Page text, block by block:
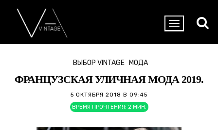
ВЫБОР VINTAGE МОДА
ФРАНЦУЗСКАЯ УЛИЧНАЯ МОДА 2019.
5 ОКТЯБРЯ 2018 В 09:45
ВРЕМЯ ПРОЧТЕНИЯ: 2 МИН.